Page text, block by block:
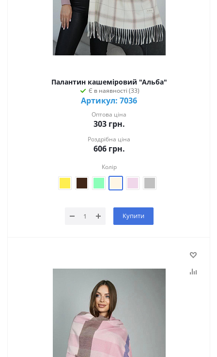
Палантин кашеміровий "Альба"
Є в наявності (33)
Артикул: 7036
Оптова ціна
303грн.
Роздрібна ціна
606грн.
Колір
Купити